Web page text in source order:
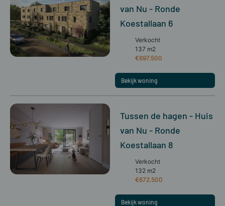
van Nu - Ronde
Koestallaan 6
Verkocht
137 m2
€697.500
Bekijk woning
Tussen de hagen - Huis
van Nu - Ronde
Koestallaan 8
Verkocht
132 m2
€672.500
Bekijk woning